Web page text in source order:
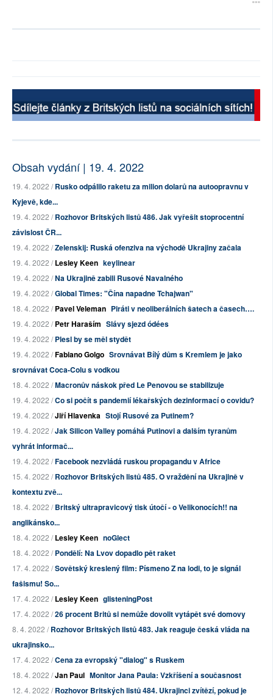
Obsah vydání | 19. 4. 2022
19. 4. 2022 /Rusko odpálilo raketu za milion dolarů na autoopravnu v
Kyjevě, kde...
19. 4. 2022 /Rozhovor Britských listů 486. Jak vyřešit stoprocentní
závislost ČR...
19. 4. 2022 /Zelenskij: Ruská ofenziva na východě Ukrajiny začala
19. 4. 2022 /Lesley Keen keylinear
19. 4. 2022 /Na Ukrajině zabili Rusové Navalného
19. 4. 2022 /Global Times: "Čína napadne Tchajwan"
18. 4. 2022 /Pavel Veleman Piráti v neoliberálních šatech a časech….
19. 4. 2022 /Petr Haraším Slávy sjezd ódées
19. 4. 2022 /Plesl by se měl stydět
19. 4. 2022 /Fabiano Golgo Srovnávat Bílý dům s Kremlem je jako
srovnávat Coca-Colu s vodkou
18. 4. 2022 /Macronův náskok před Le Penovou se stabilizuje
19. 4. 2022 /Co si počít s pandemií lékařských dezinformací o covidu?
19. 4. 2022 /Jiří Hlavenka Stojí Rusové za Putinem?
19. 4. 2022 /Jak Silicon Valley pomáhá Putinovi a dalším tyranům
vyhrát informač...
19. 4. 2022 /Facebook nezvládá ruskou propagandu v Africe
15. 4. 2022 /Rozhovor Britských listů 485. O vraždění na Ukrajině v
kontextu zvě...
18. 4. 2022 /Britský ultrapravicový tisk útočí - o Velikonocích!! na
anglikánsko...
18. 4. 2022 /Lesley Keen noGlect
18. 4. 2022 /Pondělí: Na Lvov dopadlo pět raket
17. 4. 2022 /Sovětský kreslený film: Písmeno Z na lodi, to je signál
fašismu! So...
17. 4. 2022 /Lesley Keen glisteningPost
17. 4. 2022 /26 procent Britů si nemůže dovolit vytápět své domovy
8. 4. 2022 /Rozhovor Britských listů 483. Jak reaguje česká vláda na
ukrajinsko...
17. 4. 2022 /Cena za evropský "dialog" s Ruskem
18. 4. 2022 /Jan Paul Monitor Jana Paula: Vzkříšení a současnost
12. 4. 2022 /Rozhovor Britských listů 484. Ukrajinci zvítězí, pokud je